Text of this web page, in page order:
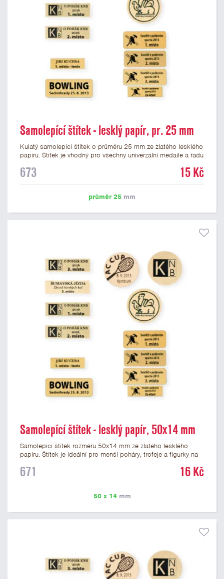
Samolepící štítek - lesklý papír, pr. 25 mm
Kulatý samolepicí štítek o průměru 25 mm ze zlatého lesklého
papíru. Štítek je vhodný pro všechny univerzální medaile a řadu
mm. Na štítek je možné vytisknout logo nebo text dle vašeho
673 15 Kč
průměr 25 mm
Samolepící štítek - lesklý papír, 50x14 mm
Samolepicí štítek rozměru 50x14 mm ze zlatého lesklého
papíru. Štítek je ideální pro menší poháry, trofeje a figurky na
libovolné logo nebo text. U textu doporučujeme maximálně 3
prvním kroku objednávky.
671 16 Kč
50 x 14mm